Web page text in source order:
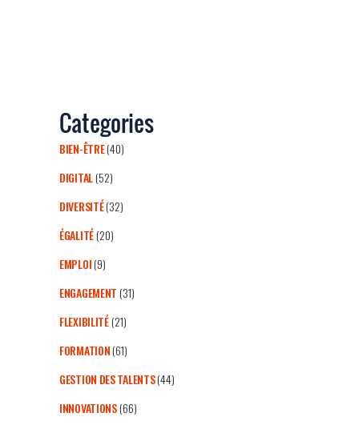
Categories
BIEN-ÊTRE(40)
DIGITAL(52)
DIVERSITÉ(32)
ÉGALITÉ(20)
EMPLOI(9)
ENGAGEMENT(31)
FLEXIBILITÉ(21)
FORMATION(61)
GESTION DES TALENTS(44)
INNOVATIONS(66)